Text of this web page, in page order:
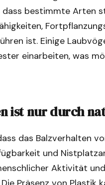
bestimmte Arten
ist. Einige
einarbeiten, was
ist nur durch
das Balzverhalten
und
Aktivität